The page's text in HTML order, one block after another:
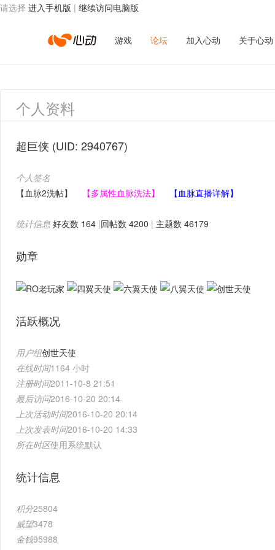
请选择 进入手机版 | 继续访问电脑版
心
动
络
游戏 论坛 加入心动 关于心动
个人资料
超巨侠 (UID: 2940767)
个人签名
【血脉2洗帖】
【多属性血脉洗法】 【血脉直播详解】
统计信息 好友数 164 |回帖数 4200 | 主题数 46179
勋章
活跃概况
用户组创世天使
在线时间1164 小时
注册时间2011-10-8 21:51
最后访问2016-10-20 20:14
上次活动时间2016-10-20 20:14
上次发表时间2016-10-20 14:33
所在时区使用系统默认
统计信息
积分25804
威望3478
金钱95988